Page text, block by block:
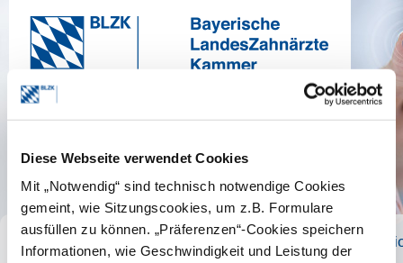
Diese Webseite verwendet Cookies
Mit „Notwendig“ sind technisch notwendige Cookies
gemeint, wie Sitzungscookies, um z.B. Formulare
ausfüllen zu können. „Präferenzen“-Cookies speichern
Informationen, wie Geschwindigkeit und Leistung der
Publikationen für Patienten